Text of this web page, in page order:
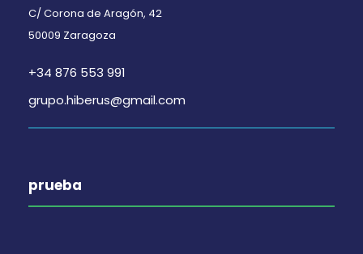
C/ Corona de Aragón, 42
50009 Zaragoza
+34 876 553 991
grupo.hiberus@gmail.com
prueba